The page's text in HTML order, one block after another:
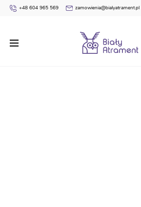
+48 604 965 569 zamowienia@bialyatrament.pl
Dyplomy Religijne / Katecheza
katecheza religia BN51